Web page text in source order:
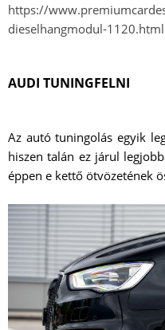
https://
dieselhangmodul-1120.html
AUDI TUNINGFELNI
Az autó tuningolás egyik
hiszen talán ez járul
éppen e kettő ötvözetének